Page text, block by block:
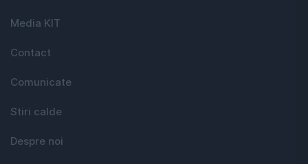
Media KIT
Contact
Comunicate
Stiri calde
Despre noi